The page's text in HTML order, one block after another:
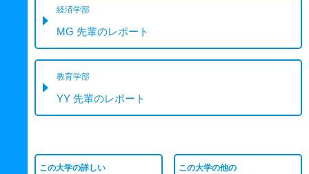
経済学部
MG 先輩のレポート
教育学部
YY 先輩のレポート
この大学の詳しい
この大学の他の